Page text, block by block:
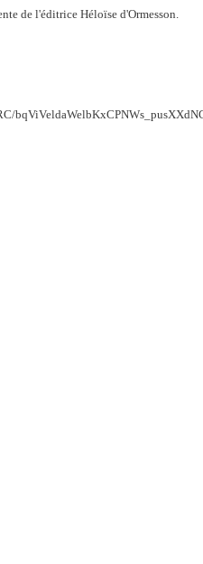
de l'éditrice Héloïse d'Ormesson.